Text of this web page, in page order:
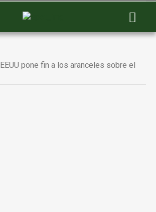
EEUU pone fin a los aranceles sobre el